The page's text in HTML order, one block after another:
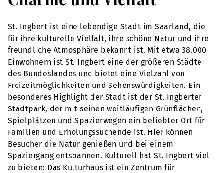
St. Ingbert ist eine lebendige Stadt im Saarland, die
für ihre kulturelle Vielfalt, ihre schöne Natur und ihre
freundliche Atmosphäre bekannt ist. Mit etwa 38.000
Einwohnern ist St. Ingbert eine der größeren Städte
des Bundeslandes und bietet eine Vielzahl von
Freizeitmöglichkeiten und Sehenswürdigkeiten. Ein
besonderes Highlight der Stadt ist der St. Ingberter
Stadtpark, der mit seinen weitläufigen Grünflächen,
Spielplätzen und Spazierwegen ein beliebter Ort für
Familien und Erholungssuchende ist. Hier können
Besucher die Natur genießen und bei einem
Spaziergang entspannen. Kulturell hat St. Ingbert viel
zu bieten: Das Kulturhaus ist ein Zentrum für